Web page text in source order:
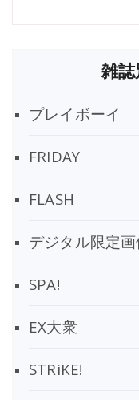
雑
プレイボーイ
FRIDAY
FLASH
デジタル限定画
SPA!
EX大衆
STRiKE!